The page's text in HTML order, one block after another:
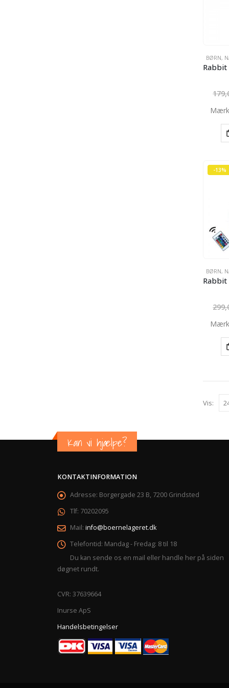
BØRN,
-13%
BØRN,
Vis:
Kan vi hjælpe?
KONTAKTINFORMATION
Adresse: Borgergade 23 B, 7200 Grindsted
Tlf: 70202095
Mail: info@boernelageret.dk
Telefontid: Mandag - Fredag: 8 til 18
Du kan sende os en mail eller handle her på siden
døgnet rundt.
CVR: 37639664
Inurse ApS
Handelsbetingelser